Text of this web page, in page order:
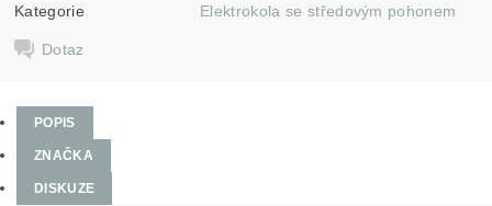
Kategorie Elektrokola se středovým pohonem
Dotaz
POPIS
ZNAČKA
DISKUZE